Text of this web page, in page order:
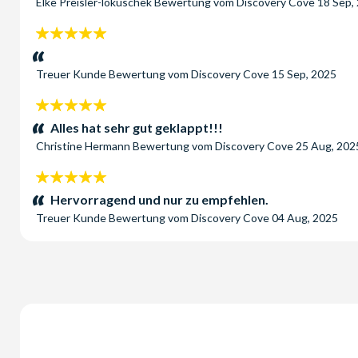
5
Sterne:
Treuer KundeBewertung vom Discovery Cove 15 Sep, 2025
5
Sterne:Alles hat sehr gut geklappt!!!
Christine Hermann Bewertung vom Discovery Cove 25 Aug,
5
Sterne:Hervorragend und nur zu empfehlen.
Treuer KundeBewertung vom Discovery Cove04 Aug, 2025